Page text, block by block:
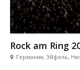
Rock am Ring
Германия, Эйфель,